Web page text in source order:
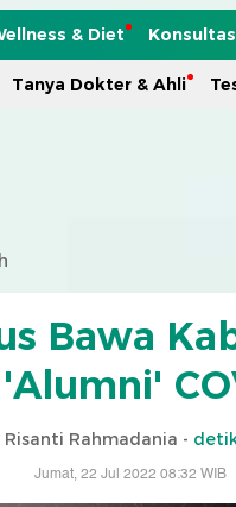
& Diet
Tanya Dokter & Ahli
Bawa
Risanti Rahmadania -
Jumat, 22 Jul 2022 08:32 WIB